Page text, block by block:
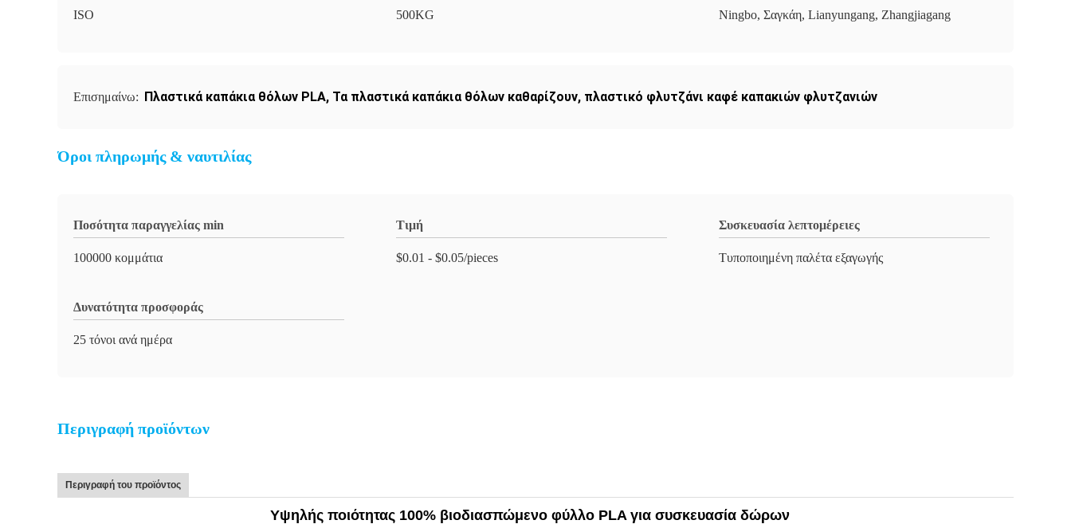
ISO 500KG Ningbo, Σαγκάη, Lianyungang, Zhangjiagang
Επισημαίνω: Πλαστικά καπάκια θόλων PLA, Τα πλαστικά καπάκια θόλων καθαρίζουν, πλαστικό φλυτζάνι καφέ καπακιών φλυτζανιών
Όροι πληρωμής & ναυτιλίας
Ποσότητα παραγγελίας min
100000 κομμάτια
Τιμή
$0.01 - $0.05/pieces
Συσκευασία λεπτομέρειες
Τυποποιημένη παλέτα εξαγωγής
Δυνατότητα προσφοράς
25 τόνοι ανά ημέρα
Περιγραφή προϊόντων
Περιγραφή του προϊόντος
Υψηλής ποιότητας 100% βιοδιασπώμενο φύλλο PLA για συσκευασία δώρων